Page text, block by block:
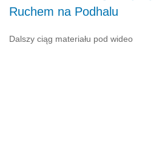
Ruchem na Podhalu
Dalszy ciąg materiału pod wideo